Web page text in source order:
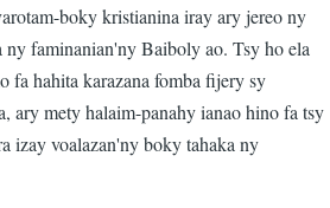
boky kristianina iray ary jereo ny
faminanian'ny Baiboly ao. Tsy ho ela
fa hahita karazana fomba fijery sy
ary mety halaim-panahy ianao hino fa tsy
izay voalazan'ny boky tahaka ny